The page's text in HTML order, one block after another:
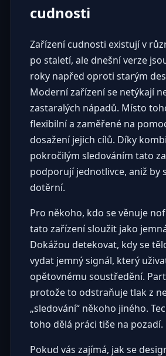
cudnosti
Zařízení cudnosti existují v
po staletí, ale dnešní verze
roky napřed oproti starým
Moderní zařízení se netýkají
zastaralých nápadů. Místo
flexibilní a zaměřené na
dosažení jejich cílů. Díky
pokročilým sledováním tato
podporují jednotlivce, aniž by
dotěrní.
Pro někoho, kdo se věnuje
tato zařízení sloužit jako
Dokážou detekovat, kdy se
vydat jemný signál, který
opětovnému soustředění.
protože to odstraňuje tlak z
„sledování“ někoho jiného.
toho dělá práci tiše na pozadí.
Pokud vás zajímá, jak se